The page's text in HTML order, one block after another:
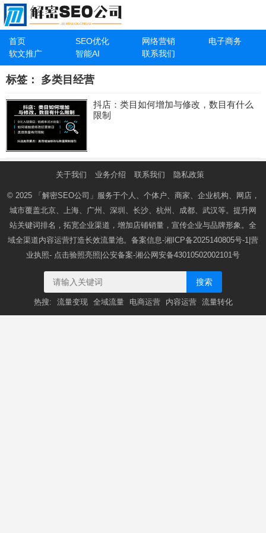
首页 SEO优化 网络营销
电子商务
软文推广
智能AI 联系我们
标签： 多类目经营
抖店：类目如何增加与修改，数目有什么
限制
关于我们 业务介绍 联系我们 隐私政策
© 2025 「解密SEO公司」 服务于个人、个体户、商家、企业机构、网店，
城市覆盖北京、上海、广州、深圳、长沙、杭州、成都、武汉等。提升网
站关键词排名，拓宽企业渠道，增加店铺销量，宣传企业与品牌形象。全
域全渠道内容运营打造长效流量池。备案信息-湘ICP备2025140805号-1 |营
业执照- 点击验照亮照 |公安备案-湘公网安备43010502002101号
搜索
热搜: 流量变现 全域流量 电商运营 内容运营 流量转化